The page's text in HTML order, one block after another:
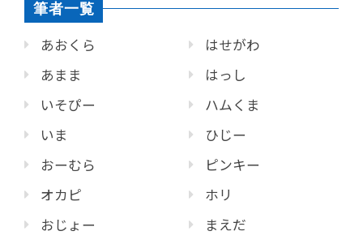
筆者一覧
あおくら
あまま
いそぴー
いま
おーむら
オカピ
おじょー
はせがわ
はっし
ハムくま
ひじー
ピンキー
ホリ
まえだ